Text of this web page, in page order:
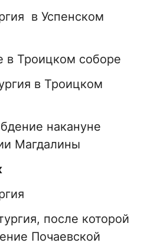
в Успенском
в Троицком соборе
в Троицком
накануне
Магдалины
после которой
Почаевской